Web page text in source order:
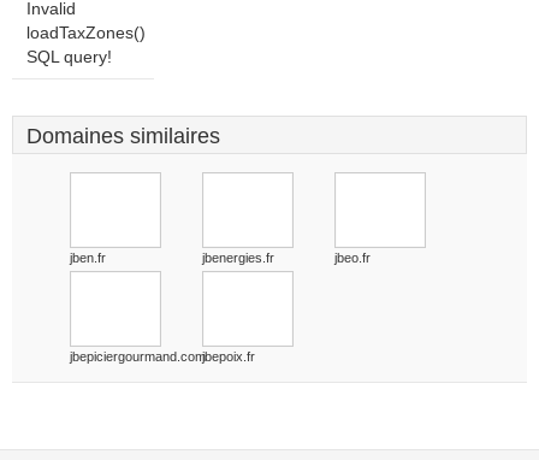
Invalid
loadTaxZones()
SQL query!
Domaines similaires
jben.fr jbenergies.fr jbeo.fr
jbepiciergourmand.comjbepoix.fr